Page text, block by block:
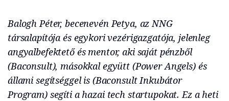
Balogh Péter, becenevén Petya, az NNG
társalapítója és egykori vezérigazgatója, jelenleg
angyalbefektető és mentor, aki saját pénzből
(Baconsult), másokkal együtt (Power Angels) és
állami segítséggel is (Baconsult Inkubátor
Program) segíti a hazai tech startupokat. Ez a heti